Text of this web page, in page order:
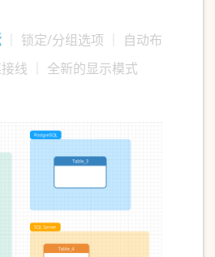
锁定/分组选项
自动布
线 全新的显示模式